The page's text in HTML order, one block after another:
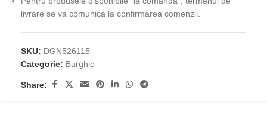
livrare se va comunica la confirmarea comenzii.
SKU: DGN526115
Categorie: Burghie
Share: